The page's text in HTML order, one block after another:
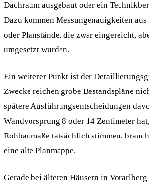
Dachraum ausgebaut oder ein
Dazu kommen Messungenauigkeiten
oder Planstände, die zwar eingereicht,
umgesetzt wurden.
Ein weiterer Punkt ist der
Zwecke reichen grobe Bestandspläne
spätere Ausführungsentscheidungen
Wandvorsprung 8 oder 14 Zentimeter
Rohbaumaße tatsächlich stimmen,
eine alte Planmappe.
Gerade bei älteren Häusern in Vorarlberg